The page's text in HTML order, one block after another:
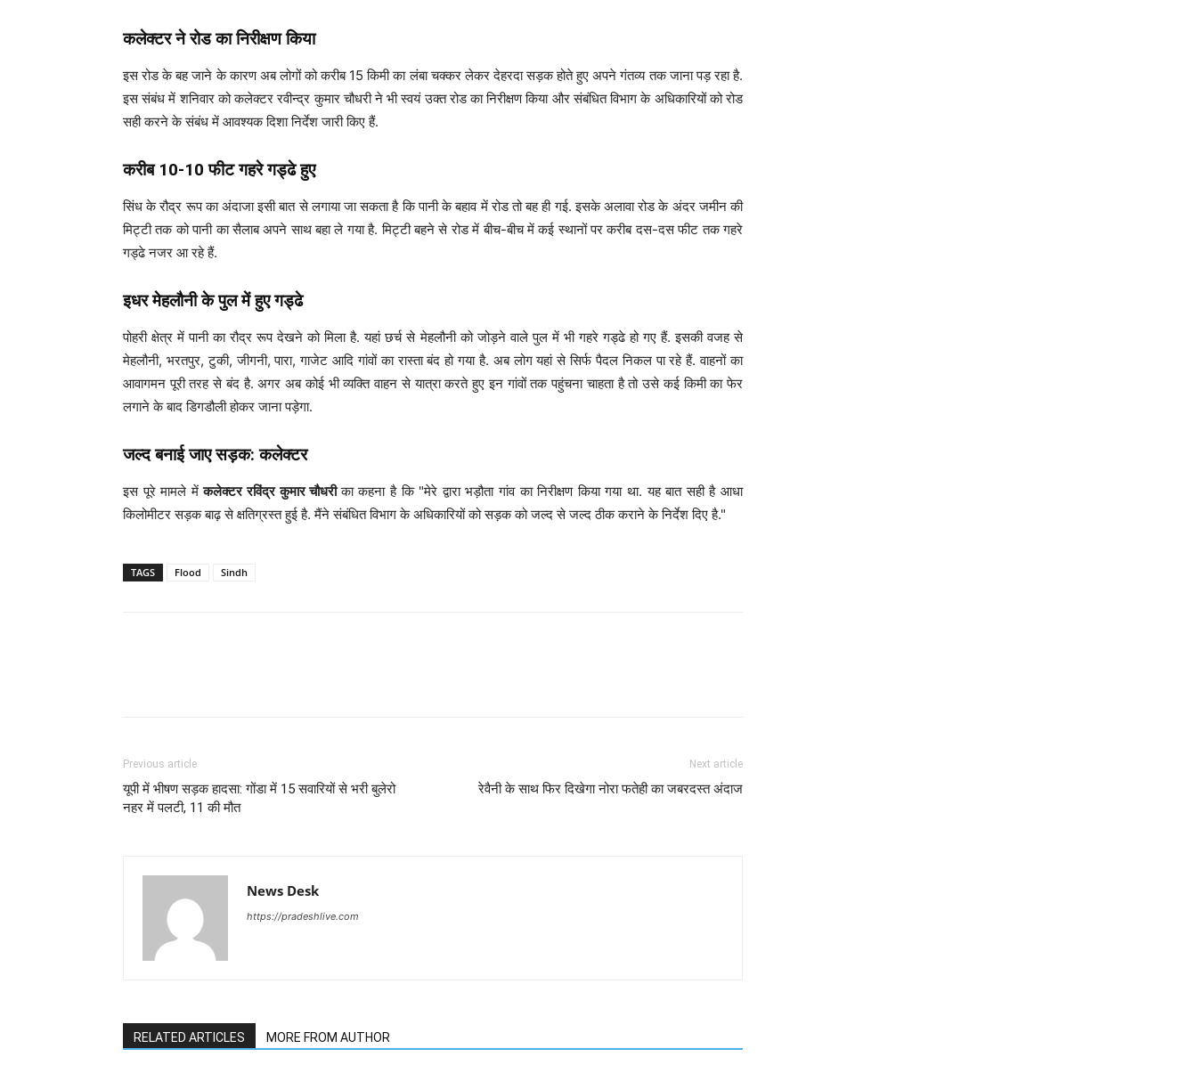
कलेक्टर ने रोड का निरीक्षण किया
इस रोड के बह जाने के कारण अब लोगों को करीब 15 किमी का लंबा चक्कर लेकर देहरदा सड़क होते हुए अपने गंतव्य तक जाना पड़ रहा है.
इस संबंध में शनिवार को कलेक्टर रवीन्द्र कुमार चौधरी ने भी स्वयं उक्त रोड का निरीक्षण किया और संबंधित विभाग के अधिकारियों को रोड
सही करने के संबंध में आवश्यक दिशा निर्देश जारी किए हैं.
करीब 10-10 फीट गहरे गड्ढे हुए
सिंध के रौद्र रूप का अंदाजा इसी बात से लगाया जा सकता है कि पानी के बहाव में रोड तो बह ही गई. इसके अलावा रोड के अंदर जमीन की
मिट्टी तक को पानी का सैलाब अपने साथ बहा ले गया है. मिट्टी बहने से रोड में बीच-बीच में कई स्थानों पर करीब दस-दस फीट तक गहरे
गड्ढे नजर आ रहे हैं.
इधर मेहलौनी के पुल में हुए गड्ढे
पोहरी क्षेत्र में पानी का रौद्र रूप देखने को मिला है. यहां छर्च से मेहलौनी को जोड़ने वाले पुल में भी गहरे गड्ढे हो गए हैं. इसकी वजह से
मेहलौनी, भरतपुर, टुकी, जीगनी, पारा, गाजेट आदि गांवों का रास्ता बंद हो गया है. अब लोग यहां से सिर्फ पैदल निकल पा रहे हैं. वाहनों का
आवागमन पूरी तरह से बंद है. अगर अब कोई भी व्यक्ति वाहन से यात्रा करते हुए इन गांवों तक पहुंचना चाहता है तो उसे कई किमी का फेर
लगाने के बाद डिगडौली होकर जाना पड़ेगा.
जल्द बनाई जाए सड़क: कलेक्टर
इस पूरे मामले मेंकलेक्टर रविंद्र कुमार चौधरीका कहना है कि "मेरे द्वारा भड़ौता गांव का निरीक्षण किया गया था. यह बात सही है आधा
किलोमीटर सड़क बाढ़ से क्षतिग्रस्त हुई है. मैंने संबंधित विभाग के अधिकारियों को सड़क को जल्द से जल्द ठीक कराने के निर्देश दिए है."
TAGS Flood Sindh
Previous article
यूपी में भीषण सड़क हादसा: गोंडा में 15 सवारियों से भरी बुलेरो
नहर में पलटी, 11 की मौत
Next article
रेवैनी के साथ फिर दिखेगा नोरा फतेही का जबरदस्त अंदाज
News Desk
https://pradeshlive.com
RELATED ARTICLES MORE FROM AUTHOR